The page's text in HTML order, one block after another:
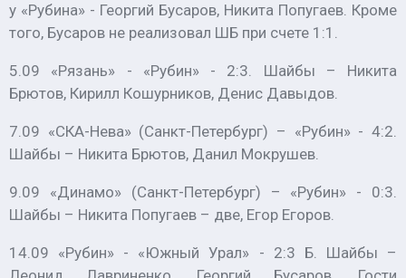
у «Рубина» - Георгий Бусаров, Никита Попугаев. Кроме
того, Бусаров не реализовал ШБ при счете 1:1.
5.09 «Рязань» - «Рубин» - 2:3. Шайбы – Никита
Брютов, Кирилл Кошурников, Денис Давыдов.
7.09 «СКА-Нева» (Санкт-Петербург) – «Рубин» - 4:2.
Шайбы – Никита Брютов, Данил Мокрушев.
9.09 «Динамо» (Санкт-Петербург) – «Рубин» - 0:3.
Шайбы – Никита Попугаев – две, Егор Егоров.
14.09 «Рубин» - «Южный Урал» - 2:3 Б. Шайбы –